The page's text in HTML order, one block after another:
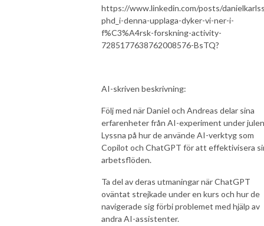
https://www.linkedin.com/posts/
phd_i-denna-upplaga-dyker-vi-ner-i-
f%C3%A4rsk-forskning-activity-
7285177638762008576-BsTQ?
AI-skriven beskrivning:
Följ med när Daniel och Andreas delar sina
erfarenheter från AI-experiment under
Lyssna på hur de använde AI-verktyg som
Copilot och ChatGPT för att effektivisera
arbetsflöden.
Ta del av deras utmaningar när ChatGPT
oväntat strejkade under en kurs och hur de
navigerade sig förbi problemet med hjälp av
andra AI-assistenter.